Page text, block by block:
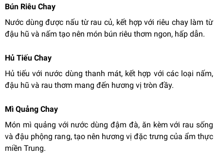
Bún Riêu Chay
Nước dùng được nấu từ rau củ, kết hợp với riêu chay làm từ
đậu hũ và nấm tạo nên món bún riêu thơm ngon, hấp dẫn.
Hủ Tiếu Chay
Hủ tiếu với nước dùng thanh mát, kết hợp với các loại nấm,
đậu hũ và rau thơm mang đến hương vị tròn đầy.
Mì Quảng Chay
Món mì quảng với nước dùng đậm đà, ăn kèm với rau sống
và đậu phộng rang, tạo nên hương vị đặc trưng của ẩm thực
miền Trung.